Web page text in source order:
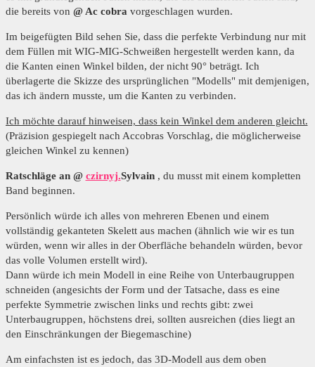
die bereits von @ Ac cobra vorgeschlagen wurden.
Im beigefügten Bild sehen Sie, dass die perfekte Verbindung nur mit
dem Füllen mit WIG-MIG-Schweißen hergestellt werden kann, da
die Kanten einen Winkel bilden, der nicht 90° beträgt. Ich
überlagerte die Skizze des ursprünglichen "Modells" mit demjenigen,
das ich ändern musste, um die Kanten zu verbinden.
Ich möchte darauf hinweisen, dass kein Winkel dem anderen gleicht.
(Präzision gespiegelt nach Accobras Vorschlag, die möglicherweise
gleichen Winkel zu kennen)
Ratschläge an @ czirnyj.Sylvain, du musst mit einem kompletten
Band beginnen.
Persönlich würde ich alles von mehreren Ebenen und einem
vollständig gekanteten Skelett aus machen (ähnlich wie wir es tun
würden, wenn wir alles in der Oberfläche behandeln würden, bevor
das volle Volumen erstellt wird).
Dann würde ich mein Modell in eine Reihe von Unterbaugruppen
schneiden (angesichts der Form und der Tatsache, dass es eine
perfekte Symmetrie zwischen links und rechts gibt: zwei
Unterbaugruppen, höchstens drei, sollten ausreichen (dies liegt an
den Einschränkungen der Biegemaschine)
Am einfachsten ist es jedoch, das 3D-Modell aus dem oben